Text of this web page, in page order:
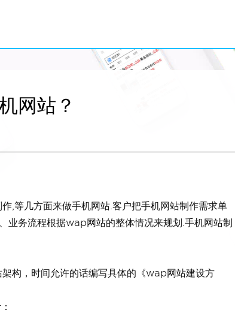
网站？
,等几方面来做手机网站.客户把手机网站制作需求单
业务流程根据wap网站的整体情况来规划.手机网站制
构，时间允许的话编写具体的《wap网站建设方